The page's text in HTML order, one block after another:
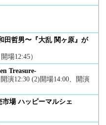
田哲男〜『大乱 関ヶ原』が
場12:45）
Treasure-
演12:30 (2)開場14:00、開演
場 ハッピーマルシェ